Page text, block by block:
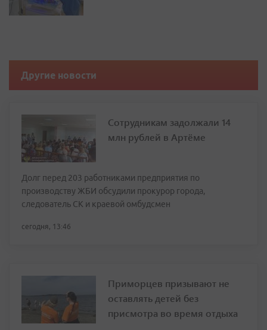
Другие новости
Сотрудникам задолжали 14
млн рублей в Артёме
Долг перед 203 работниками предприятия по
производству ЖБИ обсудили прокурор города,
следователь СК и краевой омбудсмен
сегодня, 13:46
Приморцев призывают не
оставлять детей без
присмотра во время отдыха